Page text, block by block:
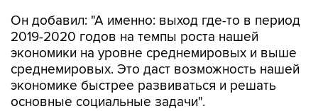
Он добавил: "А именно: выход где-то в период
2019-2020 годов на темпы роста нашей
экономики на уровне среднемировых и выше
среднемировых. Это даст возможность нашей
экономике быстрее развиваться и решать
основные социальные задачи".